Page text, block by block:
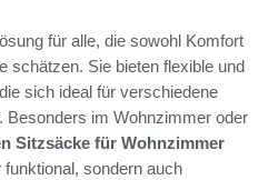
für alle, die sowohl Komfort
schätzen. Sie bieten flexible und
sich ideal für verschiedene
Besonders im Wohnzimmer oder
Sitzsäcke für Wohnzimmer
funktional, sondern auch